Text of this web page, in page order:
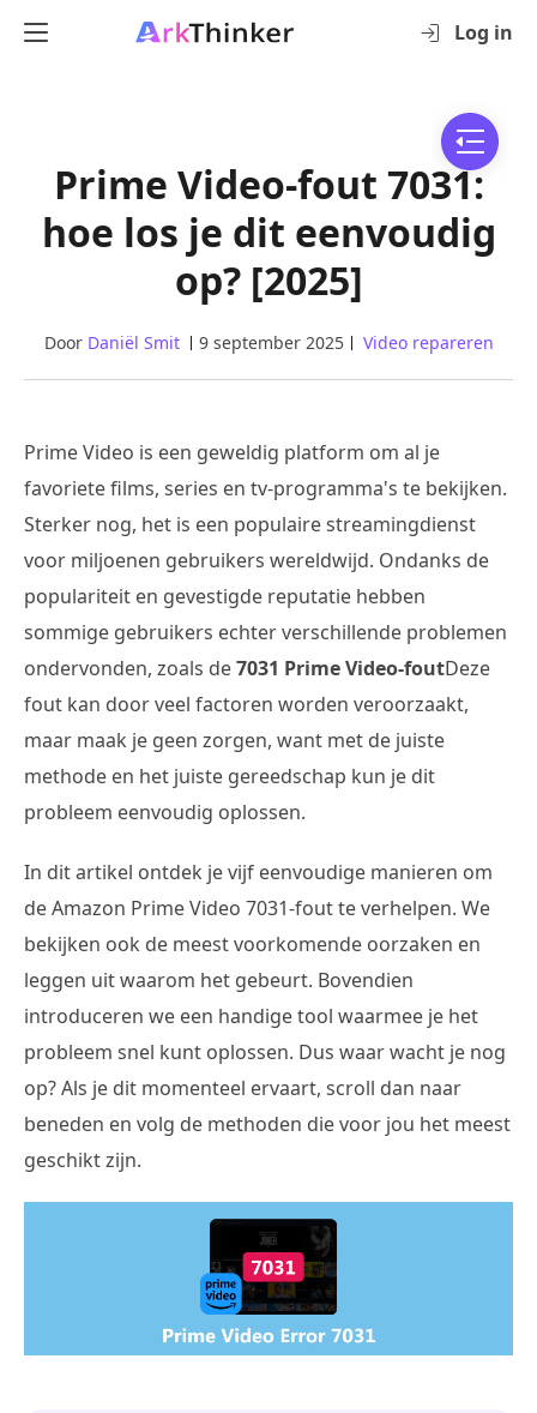
Log in
Prime Video-fout 7031:
hoe los je dit eenvoudig
op? [2025]
Door Daniël Smit 9 september 2025 Video repareren
Prime Video is een geweldig platform om al je
favoriete films, series en tv-programma's te bekijken.
Sterker nog, het is een populaire streamingdienst
voor miljoenen gebruikers wereldwijd. Ondanks de
populariteit en gevestigde reputatie hebben
sommige gebruikers echter verschillende problemen
ondervonden, zoals de7031 Prime Video-foutDeze
fout kan door veel factoren worden veroorzaakt,
maar maak je geen zorgen, want met de juiste
methode en het juiste gereedschap kun je dit
probleem eenvoudig oplossen.
In dit artikel ontdek je vijf eenvoudige manieren om
de Amazon Prime Video 7031-fout te verhelpen. We
bekijken ook de meest voorkomende oorzaken en
leggen uit waarom het gebeurt. Bovendien
introduceren we een handige tool waarmee je het
probleem snel kunt oplossen. Dus waar wacht je nog
op? Als je dit momenteel ervaart, scroll dan naar
beneden en volg de methoden die voor jou het meest
geschikt zijn.